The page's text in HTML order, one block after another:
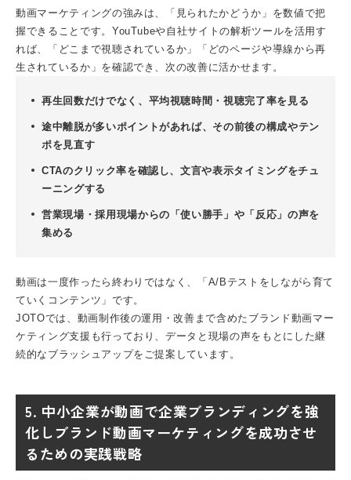
動画マーケティングの強みは、「見られたかどうか」を数値で把
握できることです。YouTubeや自社サイトの解析ツールを活用す
れば、「どこまで視聴されているか」「どのページや導線から再
生されているか」を確認でき、次の改善に活かせます。
再生回数だけでなく、平均視聴時間・視聴完了率を見る
途中離脱が多いポイントがあれば、その前後の構成やテン
ポを見直す
CTAのクリック率を確認し、文言や表示タイミングをチュ
ーニングする
営業現場・採用現場からの「使い勝手」や「反応」の声を
集める
動画は一度作ったら終わりではなく、「A/Bテストをしながら育て
ていくコンテンツ」です。
JOTOでは、動画制作後の運用・改善まで含めた ブランド動画マー
ケティング支援 も行っており、データと現場の声をもとにした継
続的なブラッシュアップをご提案しています。
5. 中小企業が動画で企業ブランディングを強
化しブランド動画マーケティングを成功させ
るための実践戦略